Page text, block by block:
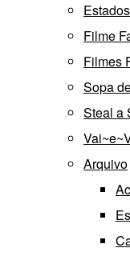
Filme
Filmes
Sopa
Steal a
Arquivo